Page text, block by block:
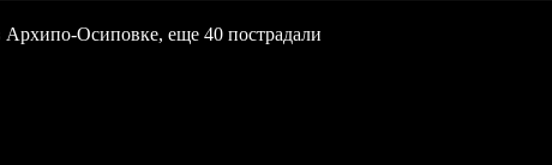
Осиповке, еще 40 пострадали